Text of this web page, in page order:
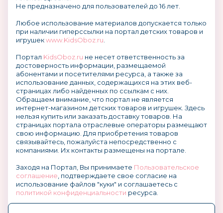
Не предназначено для пользователей до 16 лет.
Любое использование материалов допускается только
при наличии гиперссылки на портал детских товаров и
игрушекwww.KidsOboz.ru
Портал KidsOboz.ru не несет ответственность за
достоверность информации, размещаемой
абонентами и посетителями ресурса, а также за
использование данных, содержащихся на этих веб-
страницах либо найденных по ссылкам с них.
Обращаем внимание, что портал не является
интернет-магазином детских товаров и игрушек. Здесь
нельзя купить или заказать доставку товаров. На
страницах портала отраслевые операторы размещают
свою информацию. Для приобретения товаров
связывайтесь, пожалуйста непосредственно с
компаниями. Их контакты размещены на портале.
Заходя на Портал, Вы принимаете Пользовательское
соглашение , подтверждаете свое согласие на
использование файлов "куки" и соглашаетесь с
политикой конфиденциальности ресурса.